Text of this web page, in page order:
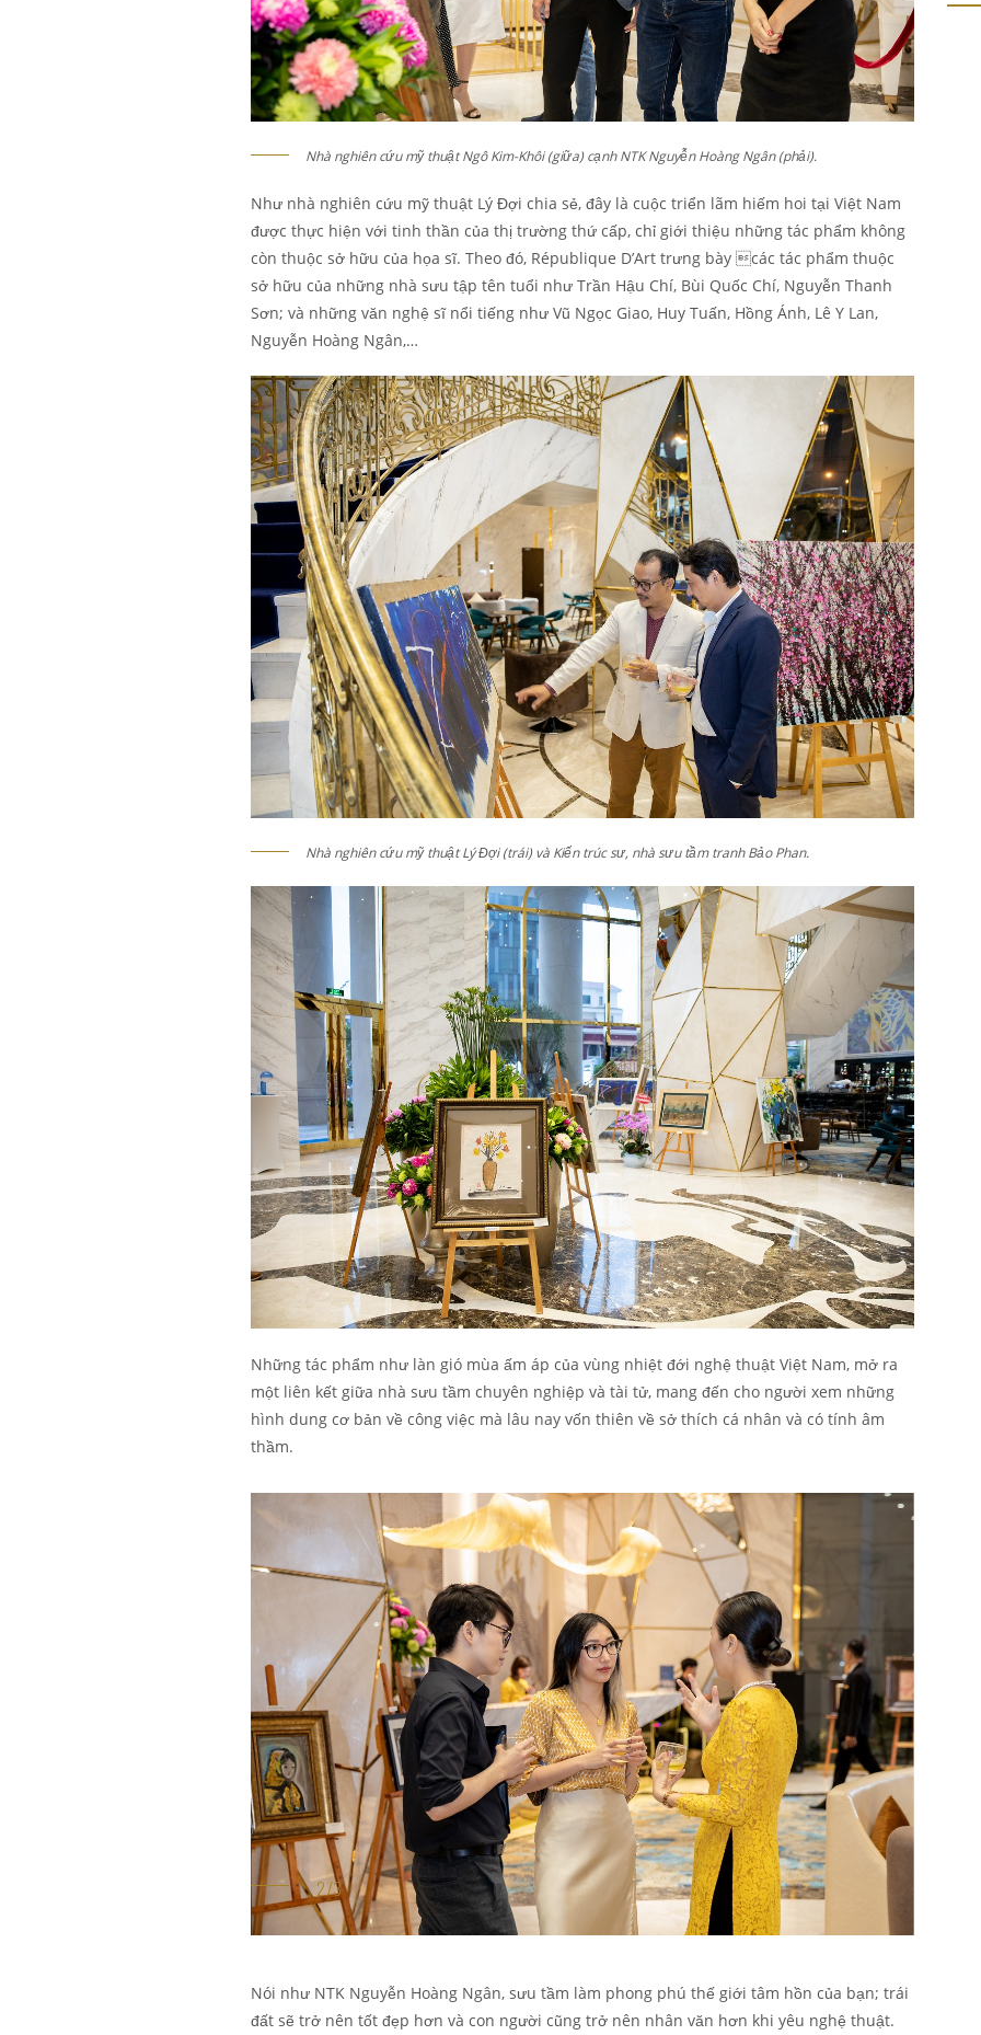
Nhà nghiên cứu mỹ thuật Ngô Kim-Khôi (giữa) cạnh NTK Nguyễn Hoàng Ngân (phải).
Như nhà nghiên cứu mỹ thuật Lý Đợi chia sẻ, đây là cuộc triển lãm hiếm hoi tại Việt Nam
được thực hiện với tinh thần của thị trường thứ cấp, chỉ giới thiệu những tác phẩm không
còn thuộc sở hữu của họa sĩ. Theo đó, République D’Art trưng bày các tác phẩm thuộc
sở hữu của những nhà sưu tập tên tuổi như Trần Hậu Chí, Bùi Quốc Chí, Nguyễn Thanh
Sơn; và những văn nghệ sĩ nổi tiếng như Vũ Ngọc Giao, Huy Tuấn, Hồng Ánh, Lê Y Lan,
Nguyễn Hoàng Ngân,…
Nhà nghiên cứu mỹ thuật Lý Đợi (trái) và Kiến trúc sư, nhà sưu tầm tranh Bảo Phan.
Những tác phẩm như làn gió mùa ấm áp của vùng nhiệt đới nghệ thuật Việt Nam, mở ra
một liên kết giữa nhà sưu tầm chuyên nghiệp và tài tử, mang đến cho người xem những
hình dung cơ bản về công việc mà lâu nay vốn thiên về sở thích cá nhân và có tính âm
thầm.
Nói như NTK Nguyễn Hoàng Ngân, sưu tầm làm phong phú thế giới tâm hồn của bạn; trái
đất sẽ trở nên tốt đẹp hơn và con người cũng trở nên nhân văn hơn khi yêu nghệ thuật.